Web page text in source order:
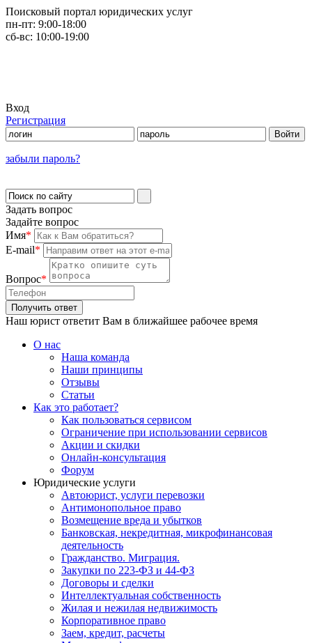
Поисковый портал юридических услуг
пн-пт: 9:00-18:00
сб-вс: 10:00-19:00
Вход
Регистрация
забыли пароль?
Задать вопрос
Задайте вопрос
Имя*
E-mail*
Вопрос*
Наш юрист ответит Вам в ближайшее рабочее время
О нас
Наша команда
Наши принципы
Отзывы
Статьи
Как это работает?
Как пользоваться сервисом
Ограничение при использовании сервисов
Акции и скидки
Онлайн-консультация
Форум
Юридические услуги
Автоюрист, услуги перевозки
Антимонопольное право
Возмещение вреда и убытков
Банковская, некредитная, микрофинансовая
деятельность
Гражданство. Миграция.
Закупки по 223-ФЗ и 44-ФЗ
Договоры и сделки
Интеллектуальная собственность
Жилая и нежилая недвижимость
Корпоративное право
Заем, кредит, расчеты